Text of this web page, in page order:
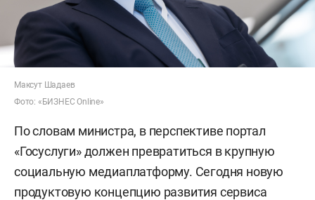
Максут Шадаев
Фото: «БИЗНЕС Online»
По словам министра, в перспективе портал
«Госуслуги» должен превратиться в крупную
социальную медиаплатформу. Сегодня новую
продуктовую концепцию развития сервиса